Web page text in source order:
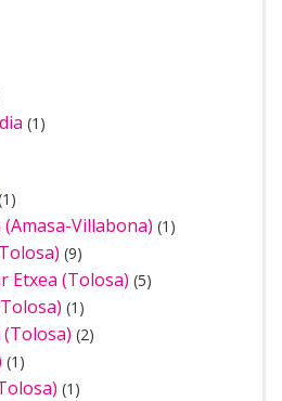
(1)
Villabona) (1)
(9)
Etxea (Tolosa) (5)
(1)
(2)
(1)
(1)